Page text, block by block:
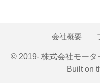
会社概要
© 2019- 株式会社モータ
Built on